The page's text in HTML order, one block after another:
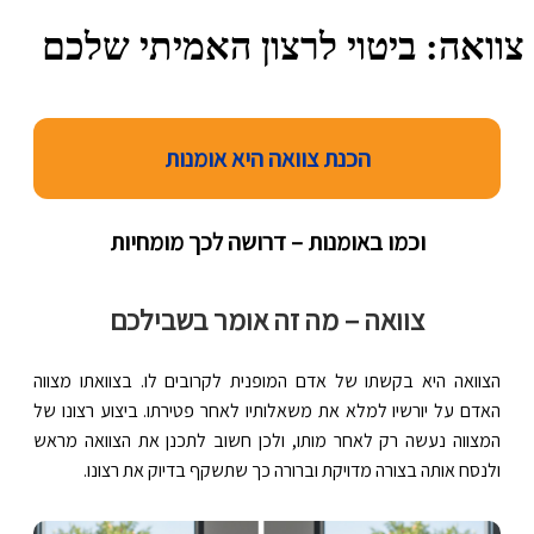
צוואה: ביטוי לרצון האמיתי שלכם
הכנת צוואה היא אומנות
וכמו באומנות – דרושה לכך מומחיות
צוואה – מה זה אומר בשבילכם
הצוואה היא בקשתו של אדם המופנית לקרובים לו. בצוואתו מצווה
האדם על יורשיו למלא את משאלותיו לאחר פטירתו. ביצוע רצונו של
המצווה נעשה רק לאחר מותו, ולכן חשוב לתכנן את הצוואה מראש
ולנסח אותה בצורה מדויקת וברורה כך שתשקף בדיוק את רצונו.